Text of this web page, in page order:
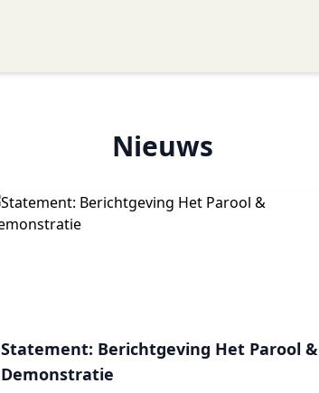
Nieuws
Statement: Berichtgeving Het Parool &
Demonstratie